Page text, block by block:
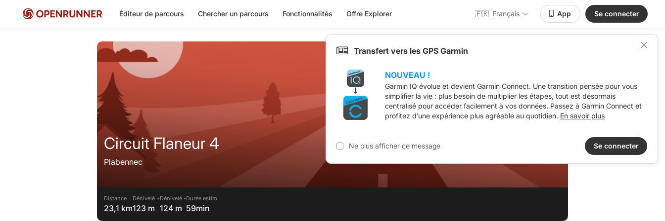
Éditeur de parcours Chercher un parcours Fonctionnalités Offre Explorer 🇫🇷 Français App Se connecter
Circuit Flaneur 4
Plabennec
Distance
23,1 km
Dénivelé +
123 m
Dénivelé -
124 m
Durée estim.
59min
Transfert vers les GPS Garmin
NOUVEAU !
Garmin IQ évolue et devient Garmin Connect. Une transition pensée pour vous
simplifier la vie : plus besoin de multiplier les étapes, tout est désormais
centralisé pour accéder facilement à vos données. Passez à Garmin Connect et
profitez d’une expérience plus agréable au quotidien. En savoir plus
Ne plus afficher ce message Se connecter